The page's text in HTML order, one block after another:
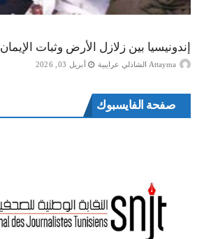
إندونيسيا بين زلازل الأرض وثبات الإيمان
Attayma الشاذلي عرايبية أبريل 03, 2026
صفحة الفايسبوك